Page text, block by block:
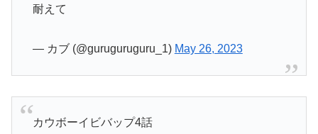
耐えて
— カブ (@guruguruguru_1) May 26, 2023
カウボーイビバップ4話